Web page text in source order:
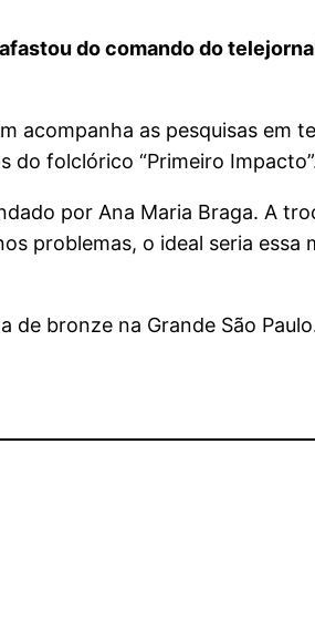
do comando do telejornal
acompanha as pesquisas em
folclórico “Primeiro
por Ana Maria Braga. A
problemas, o ideal seria essa
de bronze na Grande São